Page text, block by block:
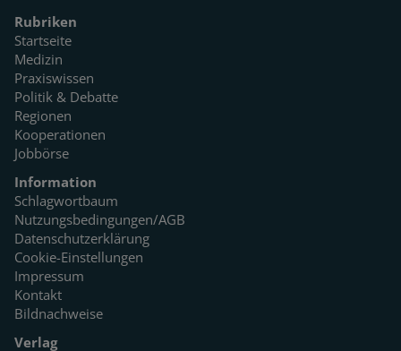
Rubriken
Startseite
Medizin
Praxiswissen
Politik & Debatte
Regionen
Kooperationen
Jobbörse
Information
Schlagwortbaum
Nutzungsbedingungen/AGB
Datenschutzerklärung
Cookie-Einstellungen
Impressum
Kontakt
Bildnachweise
Verlag